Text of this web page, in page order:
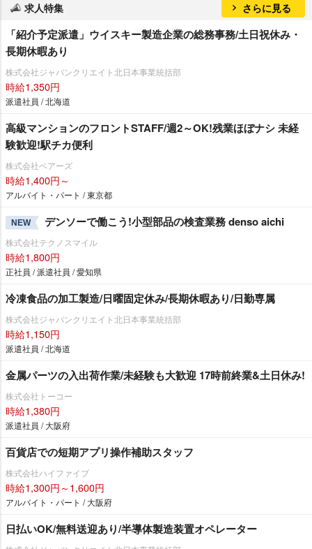
求人特集 さらに見る
「紹介予定派遣」ウイスキー製造企業の総務事務/土日祝休み・
長期休暇あり
株式会社ジャパンクリエイト北日本事業統括部
時給1,350円
派遣社員 / 北海道
高級マンションのフロントSTAFF/週2～OK!残業ほぼナシ 未経
験歓迎!駅チカ便利
株式会社ベアーズ
時給1,400円～
アルバイト・パート / 東京都
NEW デンソーで働こう!小型部品の検査業務 denso aichi
株式会社テクノスマイル
時給1,800円
正社員 / 派遣社員 / 愛知県
冷凍食品の加工製造/日曜固定休み/長期休暇あり/日勤専属
株式会社ジャパンクリエイト北日本事業統括部
時給1,150円
派遣社員 / 北海道
金属パーツの入出荷作業/未経験も大歓迎 17時前終業&土日休み!
株式会社トーコー
時給1,380円
派遣社員 / 大阪府
百貨店での短期アプリ操作補助スタッフ
株式会社ハイファイブ
時給1,300円～1,600円
アルバイト・パート / 大阪府
日払いOK/無料送迎あり/半導体製造装置オペレーター